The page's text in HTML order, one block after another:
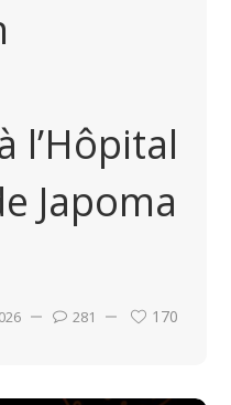
l’Hôpital
Japoma
281 170